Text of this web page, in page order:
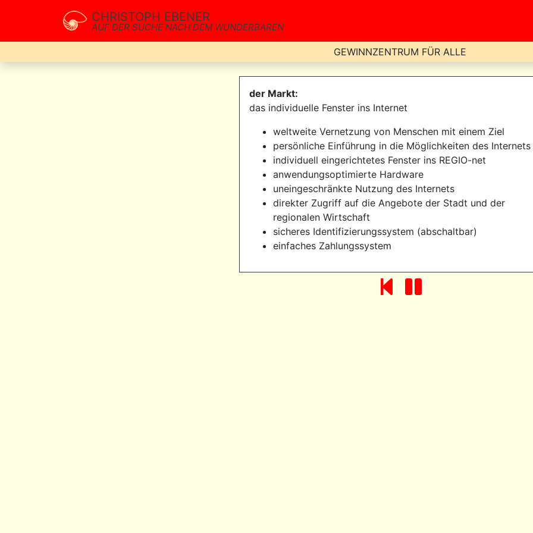
CHRISTOPH EBENER
AUF DER SUCHE NACH DEM WUNDERBAREN
GEWINNZENTRUM FÜR ALLE
der Markt:
das individuelle Fenster ins Internet
weltweite Vernetzung von Menschen mit einem Ziel
persönliche Einführung in die Möglichkeiten des Internets
individuell eingerichtetes Fenster ins REGIO-net
anwendungsoptimierte Hardware
uneingeschränkte Nutzung des Internets
direkter Zugriff auf die Angebote der Stadt und der
regionalen Wirtschaft
sicheres Identifizierungssystem (abschaltbar)
einfaches Zahlungssystem